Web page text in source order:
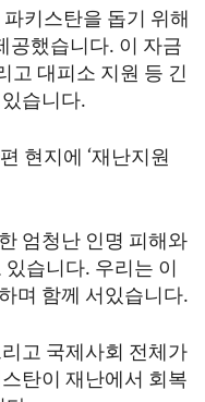
키스탄을 돕기 위해
공했습니다. 이 자금
고 대피소 지원 등 긴
습니다.
현지에 ‘재난지원
엄청난 인명 피해와
습니다. 우리는 이
며 함께 서있습니다.
고 국제사회 전체가
탄이 재난에서 회복